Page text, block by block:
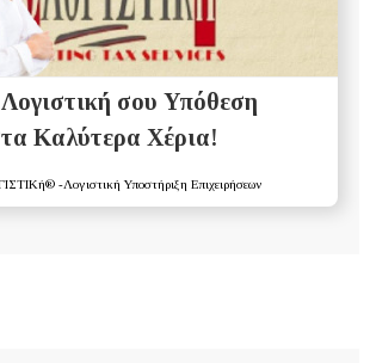
σου Υπόθεση
Καλύτερα Χέρια!
-Λογιστική Υποστήριξη Επιχειρήσεων